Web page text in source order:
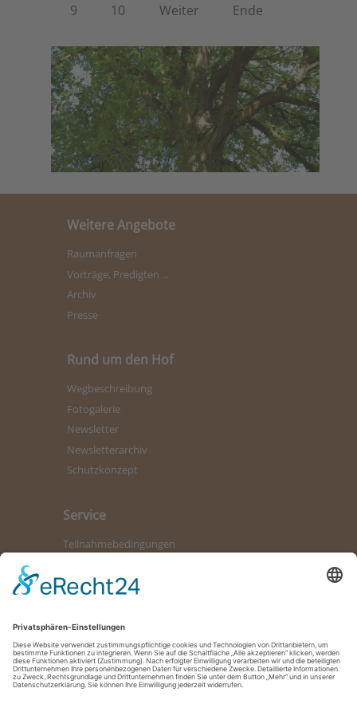
9 10 Weiter Ende
Weitere Angebote
Raumanfragen
Vorträge, Predigten ...
Archiv
Presse
Rund um den Hof
Wegbeschreibung
Fotogalerie
Newsletter
Newsletterarchiv
Schutzkonzept
Service
Teilnahmebedingungen
Bürozeiten
Impressum
So erreichen Sie uns